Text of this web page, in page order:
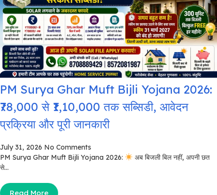
PM Surya Ghar Muft Bijli Yojana 2026:
₹78,000 से ₹1,10,000 तक सब्सिडी, आवेदन
प्रक्रिया और पूरी जानकारी
July 31, 2026 No Comments
PM Surya Ghar Muft Bijli Yojana 2026:
अब बिजली बिल नहीं, अपनी छत
से...
Read More